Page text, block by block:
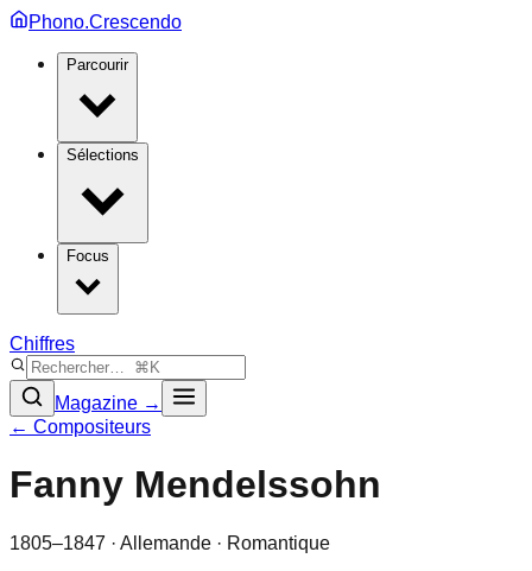
Phono.Crescendo
Parcourir
Sélections
Focus
Chiffres
Magazine →
← Compositeurs
Fanny Mendelssohn
1805–1847 · Allemande · Romantique